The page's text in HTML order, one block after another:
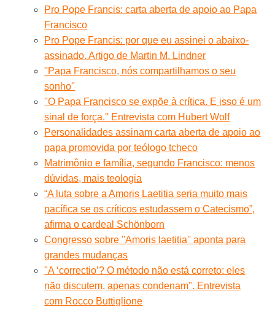
Pro Pope Francis: carta aberta de apoio ao Papa
Francisco
Pro Pope Francis: por que eu assinei o abaixo-
assinado. Artigo de Martin M. Lindner
''Papa Francisco, nós compartilhamos o seu
sonho''
''O Papa Francisco se expõe à crítica. E isso é um
sinal de força.'' Entrevista com Hubert Wolf
Personalidades assinam carta aberta de apoio ao
papa promovida por teólogo tcheco
Matrimônio e família, segundo Francisco: menos
dúvidas, mais teologia
“A luta sobre a Amoris Laetitia seria muito mais
pacífica se os críticos estudassem o Catecismo”,
afirma o cardeal Schönborn
Congresso sobre ''Amoris laetitia'' aponta para
grandes mudanças
"A ‘correctio’? O método não está correto: eles
não discutem, apenas condenam". Entrevista
com Rocco Buttiglione